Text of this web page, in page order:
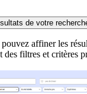
de votre
affiner les
des filtres et critères